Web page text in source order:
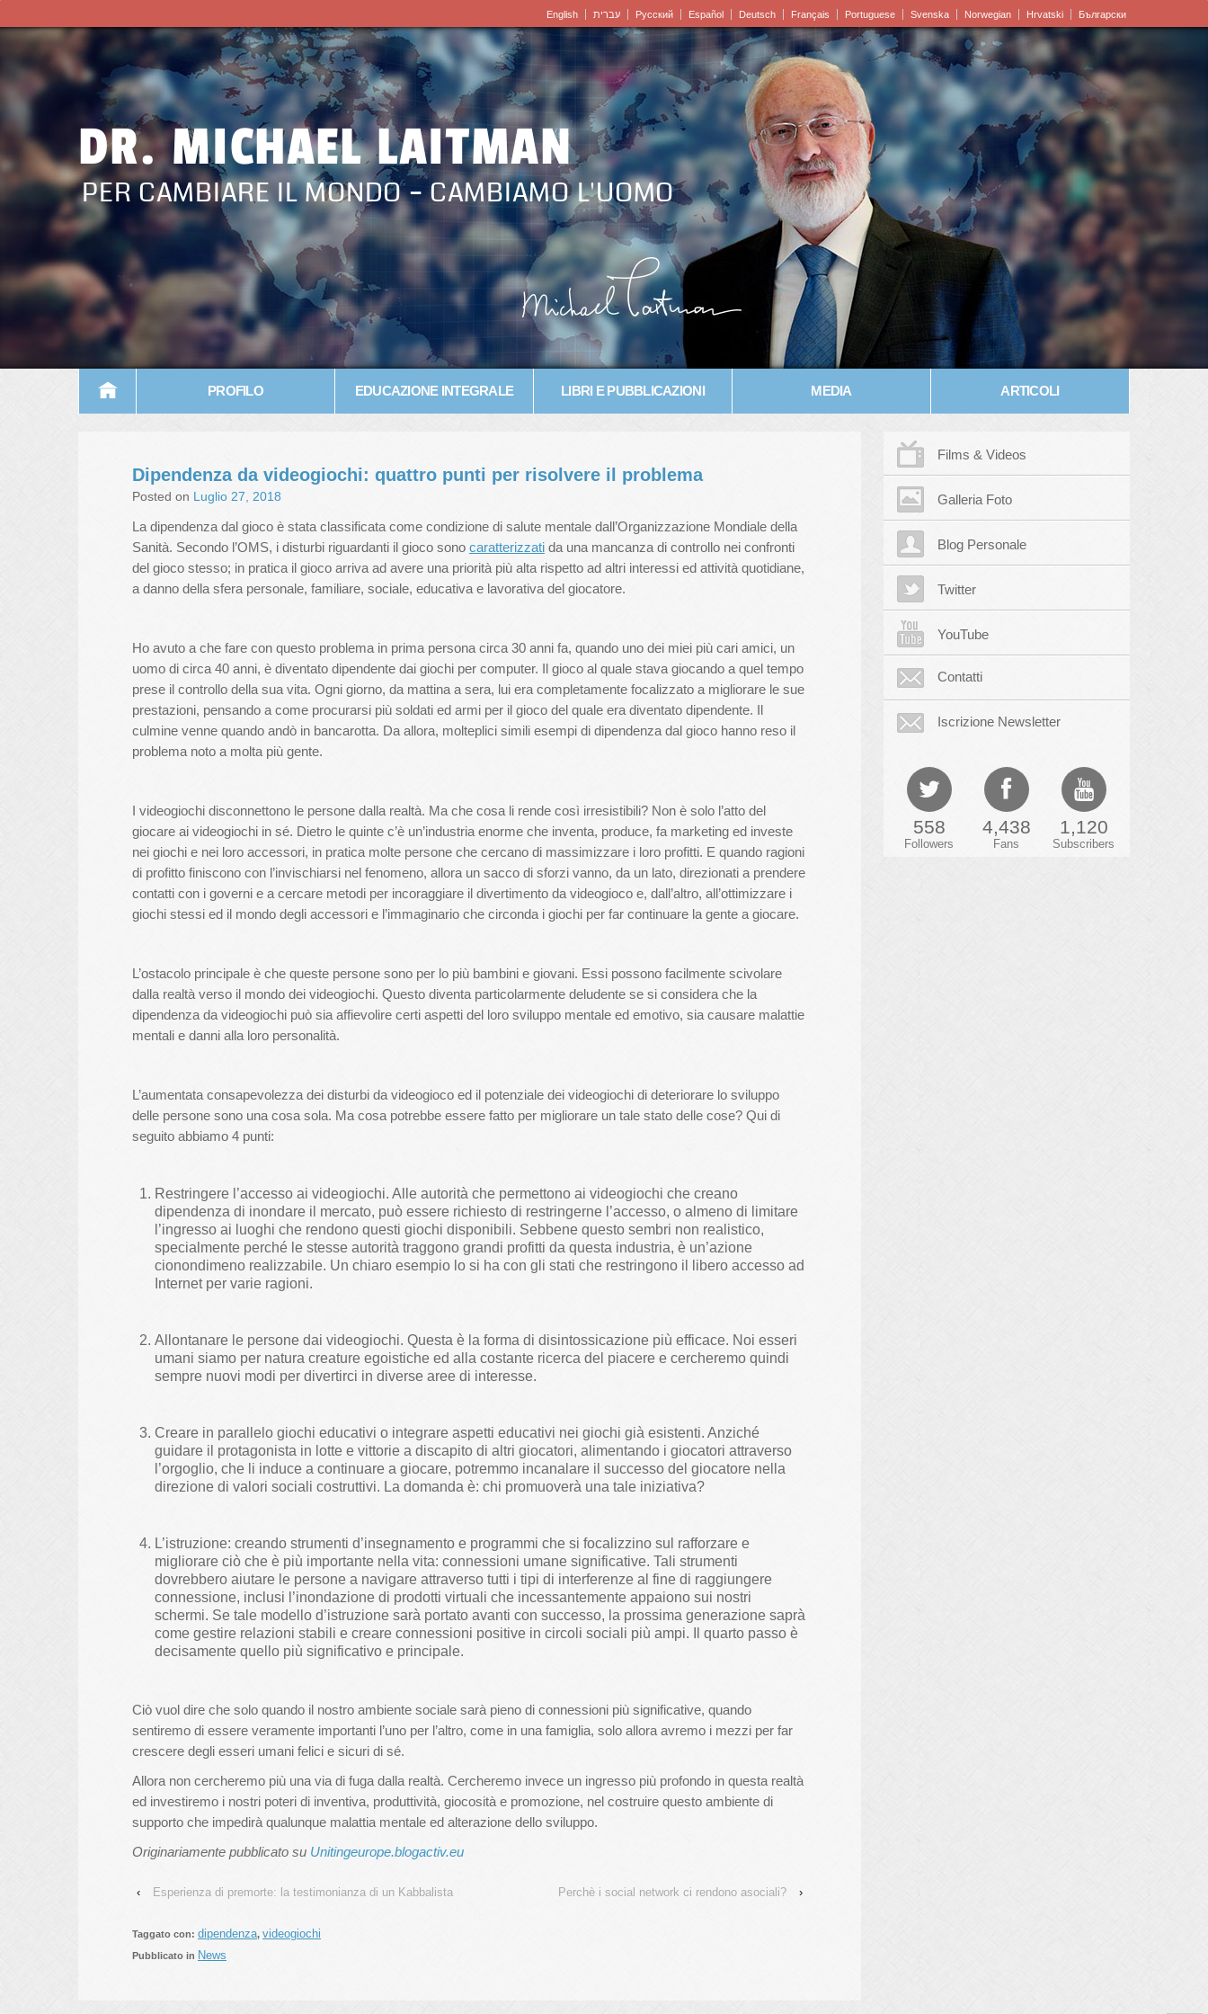
English עברית Pусский Español Deutsch Français Portuguese Svenska Norwegian Hrvatski Български
DR. MICHAEL LAITMAN
PER CAMBIARE IL MONDO – CAMBIAMO L'UOMO
PROFILO EDUCAZIONE INTEGRALE LIBRI E PUBBLICAZIONI MEDIA ARTICOLI
Dipendenza da videogiochi: quattro punti per risolvere il problema
Posted on Luglio 27, 2018
La dipendenza dal gioco è stata classificata come condizione di salute mentale dall’Organizzazione Mondiale della
Sanità. Secondo l’OMS, i disturbi riguardanti il gioco sono caratterizzati da una mancanza di controllo nei confronti
del gioco stesso; in pratica il gioco arriva ad avere una priorità più alta rispetto ad altri interessi ed attività quotidiane,
a danno della sfera personale, familiare, sociale, educativa e lavorativa del giocatore.
Ho avuto a che fare con questo problema in prima persona circa 30 anni fa, quando uno dei miei più cari amici, un
uomo di circa 40 anni, è diventato dipendente dai giochi per computer. Il gioco al quale stava giocando a quel tempo
prese il controllo della sua vita. Ogni giorno, da mattina a sera, lui era completamente focalizzato a migliorare le sue
prestazioni, pensando a come procurarsi più soldati ed armi per il gioco del quale era diventato dipendente. Il
culmine venne quando andò in bancarotta. Da allora, molteplici simili esempi di dipendenza dal gioco hanno reso il
problema noto a molta più gente.
I videogiochi disconnettono le persone dalla realtà. Ma che cosa li rende così irresistibili? Non è solo l’atto del
giocare ai videogiochi in sé. Dietro le quinte c’è un’industria enorme che inventa, produce, fa marketing ed investe
nei giochi e nei loro accessori, in pratica molte persone che cercano di massimizzare i loro profitti. E quando ragioni
di profitto finiscono con l’invischiarsi nel fenomeno, allora un sacco di sforzi vanno, da un lato, direzionati a prendere
contatti con i governi e a cercare metodi per incoraggiare il divertimento da videogioco e, dall’altro, all’ottimizzare i
giochi stessi ed il mondo degli accessori e l’immaginario che circonda i giochi per far continuare la gente a giocare.
L’ostacolo principale è che queste persone sono per lo più bambini e giovani. Essi possono facilmente scivolare
dalla realtà verso il mondo dei videogiochi. Questo diventa particolarmente deludente se si considera che la
dipendenza da videogiochi può sia affievolire certi aspetti del loro sviluppo mentale ed emotivo, sia causare malattie
mentali e danni alla loro personalità.
L’aumentata consapevolezza dei disturbi da videogioco ed il potenziale dei videogiochi di deteriorare lo sviluppo
delle persone sono una cosa sola. Ma cosa potrebbe essere fatto per migliorare un tale stato delle cose? Qui di
seguito abbiamo 4 punti:
Restringere l’accesso ai videogiochi. Alle autorità che permettono ai videogiochi che creano
dipendenza di inondare il mercato, può essere richiesto di restringerne l’accesso, o almeno di limitare
l’ingresso ai luoghi che rendono questi giochi disponibili. Sebbene questo sembri non realistico,
specialmente perché le stesse autorità traggono grandi profitti da questa industria, è un’azione
cionondimeno realizzabile. Un chiaro esempio lo si ha con gli stati che restringono il libero accesso ad
Internet per varie ragioni.
Allontanare le persone dai videogiochi. Questa è la forma di disintossicazione più efficace. Noi esseri
umani siamo per natura creature egoistiche ed alla costante ricerca del piacere e cercheremo quindi
sempre nuovi modi per divertirci in diverse aree di interesse.
Creare in parallelo giochi educativi o integrare aspetti educativi nei giochi già esistenti. Anziché
guidare il protagonista in lotte e vittorie a discapito di altri giocatori, alimentando i giocatori attraverso
l’orgoglio, che li induce a continuare a giocare, potremmo incanalare il successo del giocatore nella
direzione di valori sociali costruttivi. La domanda è: chi promuoverà una tale iniziativa?
L’istruzione: creando strumenti d’insegnamento e programmi che si focalizzino sul rafforzare e
migliorare ciò che è più importante nella vita: connessioni umane significative. Tali strumenti
dovrebbero aiutare le persone a navigare attraverso tutti i tipi di interferenze al fine di raggiungere
connessione, inclusi l’inondazione di prodotti virtuali che incessantemente appaiono sui nostri
schermi. Se tale modello d’istruzione sarà portato avanti con successo, la prossima generazione saprà
come gestire relazioni stabili e creare connessioni positive in circoli sociali più ampi. Il quarto passo è
decisamente quello più significativo e principale.
Ciò vuol dire che solo quando il nostro ambiente sociale sarà pieno di connessioni più significative, quando
sentiremo di essere veramente importanti l’uno per l’altro, come in una famiglia, solo allora avremo i mezzi per far
crescere degli esseri umani felici e sicuri di sé.
Allora non cercheremo più una via di fuga dalla realtà. Cercheremo invece un ingresso più profondo in questa realtà
ed investiremo i nostri poteri di inventiva, produttività, giocosità e promozione, nel costruire questo ambiente di
supporto che impedirà qualunque malattia mentale ed alterazione dello sviluppo.
Originariamente pubblicato su Unitingeurope.blogactiv.eu
‹ Esperienza di premorte: la testimonianza di un Kabbalista Perchè i social network ci rendono asociali? ›
Taggato con: dipendenza, videogiochi
Pubblicato in News
Films & Videos
Galleria Foto
Blog Personale
Twitter
YouTube
Contatti
Iscrizione Newsletter
558
Followers
4,438
Fans
1,120
Subscribers